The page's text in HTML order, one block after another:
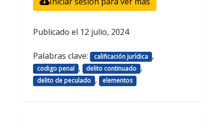
Publicado el 12 julio, 2024
Palabras clave: calificación jurídica ,
codigo penal , delito continuado ,
delito de peculado , elementos